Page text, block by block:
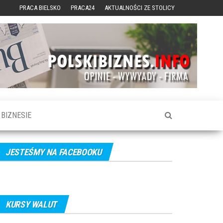
PRACA BIELSKO PRACA24 AKTUALNOŚCI ZE STOLICY
JESTEŚMY NA FACEBOOKU
KURSY WALUT